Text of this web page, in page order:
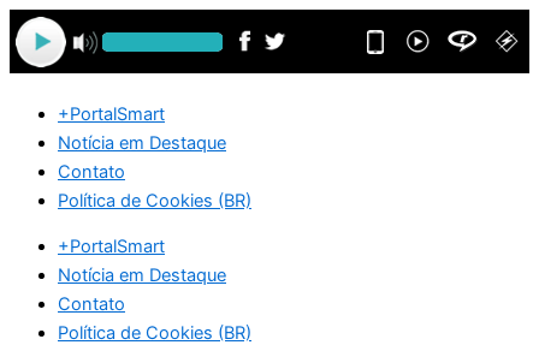
Ir
para
o
+PortalSmart
Notícia em Destaque
Contato
Política de Cookies (BR)
+PortalSmart
Notícia em Destaque
Contato
Política de Cookies (BR)